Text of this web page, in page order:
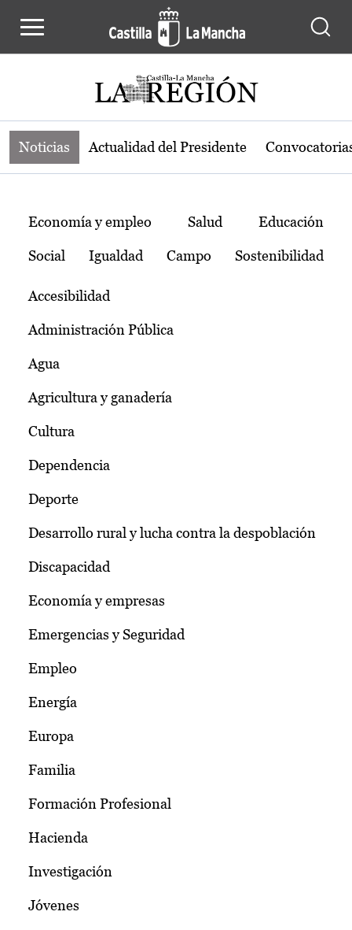
Noticias de la región de Castilla-La
Noticias Actualidad del Presidente
Temas
Economía y empleo Salud Educación
Social Igualdad Campo Sostenibilidad
Accesibilidad
Administración Pública
Agua
Agricultura y ganadería
Cultura
Dependencia
Deporte
Desarrollo rural y lucha contra la despoblación
Discapacidad
Economía y empresas
Emergencias y Seguridad
Empleo
Energía
Europa
Familia
Formación Profesional
Hacienda
Investigación
Jóvenes